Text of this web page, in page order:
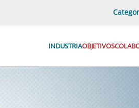
INDUSTRIAOBJETIVOS